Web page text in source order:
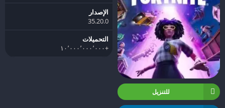
للتنزيل
الإصدار
35.20.0
التحميلات
+١٠٬٠٠٠٬٠٠٠٬٠٠٠